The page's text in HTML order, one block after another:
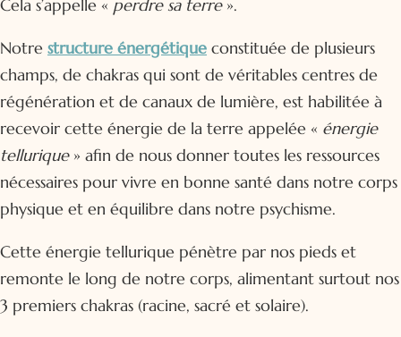
Cela s’appelle « perdre sa terre».
Notre structure énergétique constituée de plusieurs
champs, de chakras qui sont de véritables centres de
régénération et de canaux de lumière, est habilitée à
recevoir cette énergie de la terre appelée « énergie
tellurique» afin de nous donner toutes les ressources
nécessaires pour vivre en bonne santé dans notre corps
physique et en équilibre dans notre psychisme.
Cette énergie tellurique pénètre par nos pieds et
remonte le long de notre corps, alimentant surtout nos
3 premiers chakras (racine, sacré et solaire).